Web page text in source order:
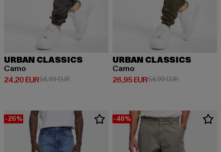
URBAN CLASSICS
Camo
24,20 EUR
Derzeitiger Preis: 24,20 EUR
54,99 EURAktionspreis: 54,99 EUR
URBAN CLASSICS
Camo
26,95 EUR
Derzeitiger Preis: 26,95 EUR
54,99 EURAktionspreis:
-26% -48%